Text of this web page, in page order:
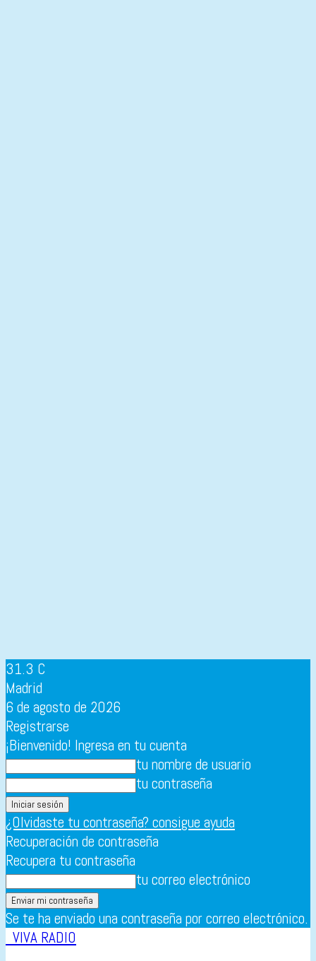
31.3 C
Madrid
6 de agosto de 2026
Registrarse
¡Bienvenido! Ingresa en tu cuenta
tu nombre de usuario
tu contraseña
¿Olvidaste tu contraseña? consigue ayuda
Recuperación de contraseña
Recupera tu contraseña
tu correo electrónico
Se te ha enviado una contraseña por correo electrónico.
VIVA RADIO